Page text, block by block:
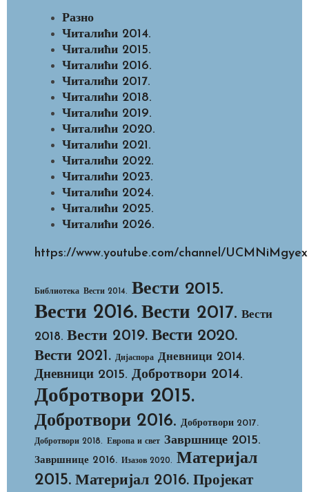
Разно
Читалићи 2014.
Читалићи 2015.
Читалићи 2016.
Читалићи 2017.
Читалићи 2018.
Читалићи 2019.
Читалићи 2020.
Читалићи 2021.
Читалићи 2022.
Читалићи 2023.
Читалићи 2024.
Читалићи 2025.
Читалићи 2026.
https://www.youtube.com/channel/
Библиотека Вести 2014. Вести 2015.
Вести 2016. Вести 2017. Вести
2018. Вести 2019. Вести 2020.
Вести 2021. Дијаспора Дневници 2014.
Дневници 2015. Добротвори 2014.
Добротвори 2015.
Добротвори 2016. Добротвори 2017.
Добротвори 2018. Европа и свет Завршнице 2015.
Завршнице 2016. Изазов 2020. Материјал
2015. Материјал 2016. Пројекат